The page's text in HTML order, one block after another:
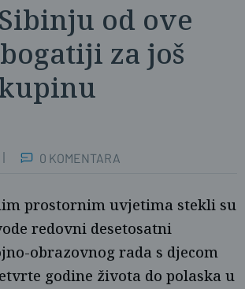
od ove
za još
0 KOMENTARA
prostornim uvjetima stekli su
redovni desetosatni
obrazovnog rada s djecom
godine života do polaska u